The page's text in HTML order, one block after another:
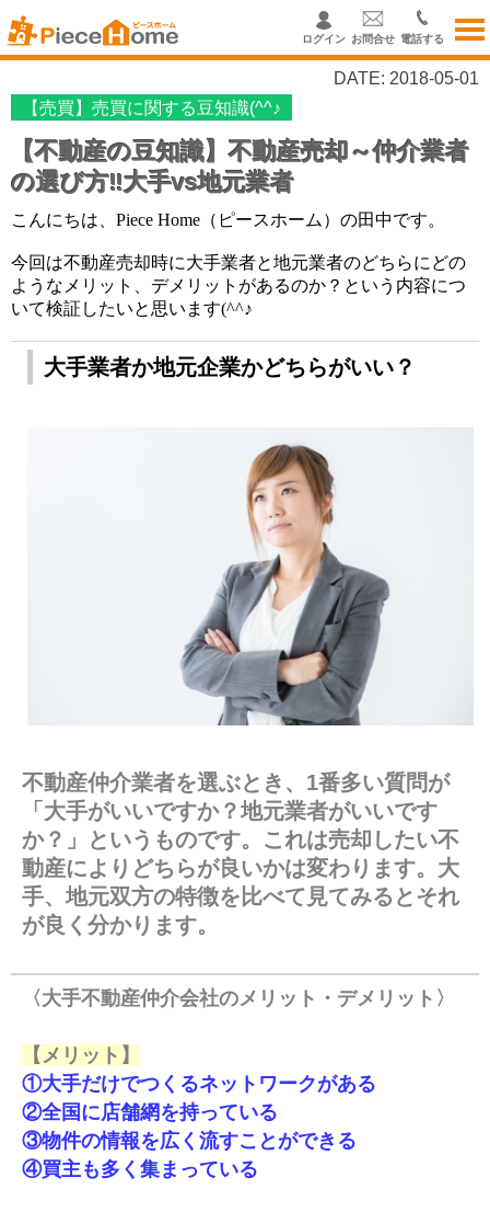
ログイン お問合せ 電話する
DATE: 2018-05-01
【売買】売買に関する豆知識(^^♪
【不動産の豆知識】不動産売却～仲介業者
の選び方‼大手vs地元業者
こんにちは、Piece Home（ピースホーム）の田中です。
今回は不動産売却時に大手業者と地元業者のどちらにどの
ようなメリット、デメリットがあるのか？という内容につ
いて検証したいと思います(^^♪
大手業者か地元企業かどちらがいい？
不動産仲介業者を選ぶとき、1番多い質問が
「大手がいいですか？地元業者がいいです
か？」というものです。これは売却したい不
動産によりどちらが良いかは変わります。大
手、地元双方の特徴を比べて見てみるとそれ
が良く分かります。
〈大手不動産仲介会社のメリット・デメリット〉
【メリット】
①大手だけでつくるネットワークがある
②全国に店舗網を持っている
③物件の情報を広く流すことができる
④買主も多く集まっている